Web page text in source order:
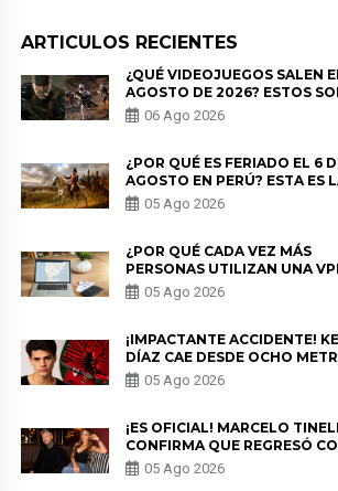
ARTICULOS RECIENTES
¿QUÉ VIDEOJUEGOS SALEN
AGOSTO DE 2026? ESTOS
LOS ESTRENOS MÁS
06 Ago 2026
¿POR QUÉ ES FERIADO EL 6
AGOSTO EN PERÚ? ESTA ES
HISTORIA
05 Ago 2026
¿POR QUÉ CADA VEZ MÁS
PERSONAS UTILIZAN UNA
PARA PROTEGER SU
PRIVACIDAD?
05 Ago 2026
¡IMPACTANTE ACCIDENTE!
DÍAZ CAE DESDE OCHO
EN “ESTO ES GUERRA” Y
PREOCUPACIÓN
05 Ago 2026
¡ES OFICIAL! MARCELO
CONFIRMA QUE REGRESÓ
MILETT FIGUEROA: “EL AMOR
PUDO MÁS”
05 Ago 2026